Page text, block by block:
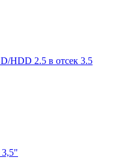
HDD 2.5 в отсек 3.5
3,5"